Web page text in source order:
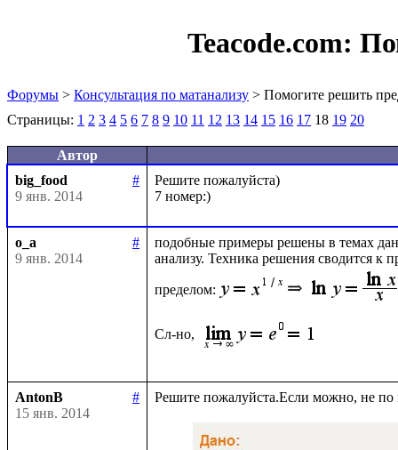
Teacode.com:
Форумы > Консультация по матанализу > Помогите решить
Страницы: 1 2 3 4 5 6 7 8 9 10 11 12 13 14 15 16 17 18 19 20
Автор
big_food
#
9 янв. 2014
Решите пожалуйста)
o_a
#
9 янв. 2014
подобные примеры решены в темах
анализу. Техника решения сводится
пределом:
Сл-но,
AntonB
#
15 янв. 2014